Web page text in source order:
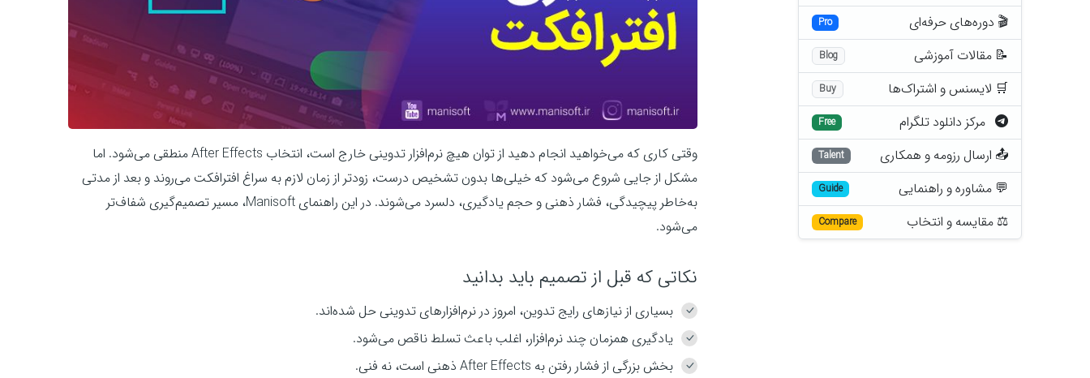
🎬 دوره‌های حرفه‌ای Pro
📝 مقالات آموزشی Blog
🛒 لایسنس و اشتراک‌ها Buy
مرکز دانلود تلگرام Free
📤 ارسال رزومه و همکاری Talent
💬 مشاوره و راهنمایی Guide
⚖️ مقایسه و انتخاب Compare
وقتی کاری که می‌خواهید انجام دهید از توان هیچ نرم‌افزار تدوینی خارج است، انتخاب After Effects منطقی می‌شود. اما
مشکل از جایی شروع می‌شود که خیلی‌ها بدون تشخیص درست، زودتر از زمان لازم به سراغ افترافکت می‌روند و بعد از مدتی
به‌خاطر پیچیدگی، فشار ذهنی و حجم یادگیری، دلسرد می‌شوند. در این راهنمای Manisoft، مسیر تصمیم‌گیری شفاف‌تر
می‌شود.
نکاتی که قبل از تصمیم باید بدانید
بسیاری از نیازهای رایج تدوین، امروز در نرم‌افزارهای تدوینی حل شده‌اند.
یادگیری همزمان چند نرم‌افزار، اغلب باعث تسلط ناقص می‌شود.
بخش بزرگی از فشار رفتن به After Effects ذهنی است، نه فنی.